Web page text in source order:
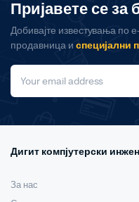
Пријавете се за
Добивајте известувања по
продавница и специјални
Дигит компјутерски
За нас